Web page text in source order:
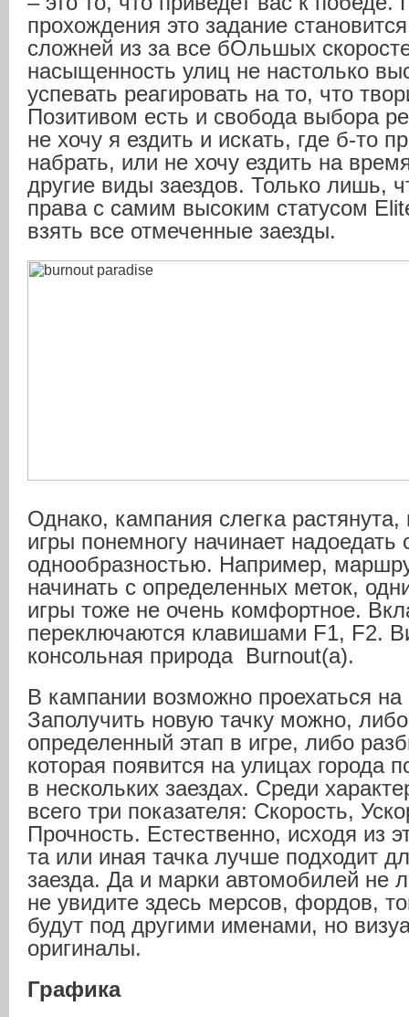
прохождения это задание
сложней из за все бОльшых
насыщенность улиц не настолько
успевать реагировать на то, что
Позитивом есть и свобода выбора
не хочу я ездить и искать, где б-то
набрать, или не хочу ездить на
другие виды заездов. Только лишь,
права с самим высоким статусом
взять все отмеченные заезды.
Однако, кампания слегка
игры понемногу начинает надоедать
однообразностью. Например,
начинать с определенных меток,
игры тоже не очень комфортное.
переключаются клавишами F1, F2.
консольная природа Burnout(а).
В кампании возможно проехаться
Заполучить новую тачку можно,
определенный этап в игре, либо
которая появится на улицах города
в нескольких заездах. Среди
всего три показателя: Скорость,
Прочность. Естественно, исходя из
та или иная тачка лучше подходит
заезда. Да и марки автомобилей не
не увидите здесь мерсов, фордов,
будут под другими именами, но
оригиналы.
Графика